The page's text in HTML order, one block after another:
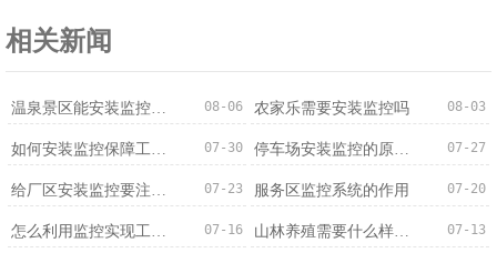
相关新闻
温泉景区能安装监控吗？法规依据与注意事项 08-06 农家乐需要安装监控吗 08-03
如何安装监控保障工厂生产安全？ 07-30 停车场安装监控的原因及作用 07-27
给厂区安装监控要注意哪些问题 07-23 服务区监控系统的作用 07-20
怎么利用监控实现工厂的安防管理 07-16 山林养殖需要什么样的监控系统？ 07-13